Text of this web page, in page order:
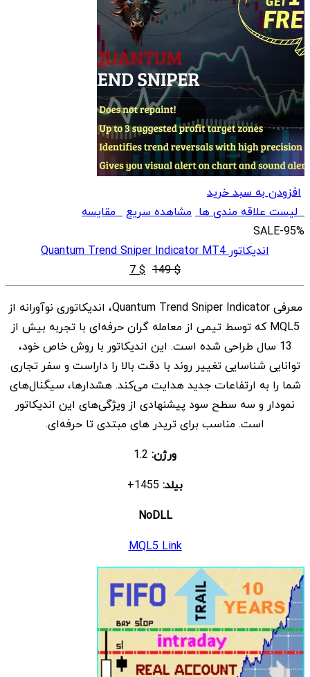
افزودن به سبد خرید
لیست علاقه مندی ها مشاهده سریعمقایسه
SALE-95%
اندیکاتور Quantum Trend Sniper Indicator MT4
$
149
قیمت
اصلی
$ 149
بود.
$
7 قیمت
فعلی
$ 7
است.
معرفی Quantum Trend Sniper Indicator، اندیکاتوری نوآورانه از
MQL5 که توسط تیمی از معامله گران حرفه‌ای با تجربه بیش از
13 سال طراحی شده است. این اندیکاتور با روش خاص خود،
توانایی شناسایی تغییر روند با دقت بالا را داراست و سفر تجاری
شما را به ارتفاعات جدید هدایت می‌کند. هشدارها، سیگنال‌های
نمودار و سه سطح سود پیشنهادی از ویژگی‌های این اندیکاتور
است. مناسب برای تریدر های مبتدی تا حرفه‌ای.
ورژن:
بیلد:
NoDLL
MQL5 Link